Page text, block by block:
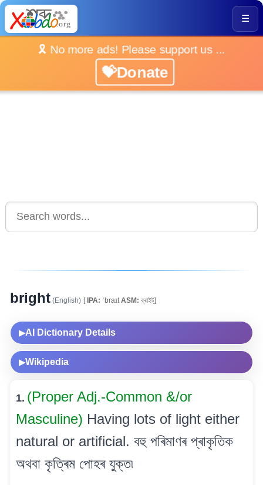
☰
🎗️ No more ads! Please support us ...
💝Donate
bright (English) [IPA: ˈbraɪt ASM: ব্ৰাইট্]
▶AI Dictionary Details
▶Wikipedia
1. (Proper Adj.-Common &/or
Masculine) Having lots of light either
natural or artificial. বহু পৰিমাণৰ প্ৰাকৃতিক
অথবা কৃত্ৰিম পোহৰ যুক্ত৷